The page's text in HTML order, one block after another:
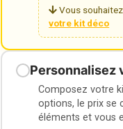
Vous
votre kit déco
Personnalisez
Composez votre
options, le prix se
éléments et vous